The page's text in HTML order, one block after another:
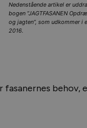
Nedenstående artikel er
bogen ”JAGTFASANEN
og jagten”, som udkommer i
2016.
behov,